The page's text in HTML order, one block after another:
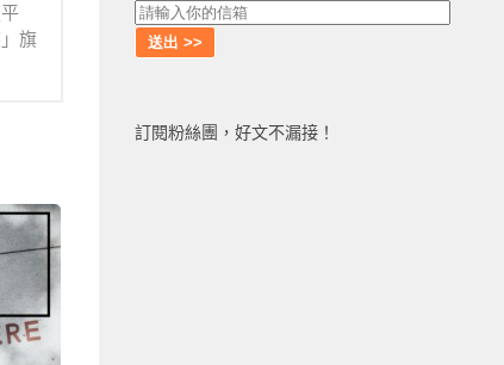
旗
訂閱粉絲團，好文不漏接！